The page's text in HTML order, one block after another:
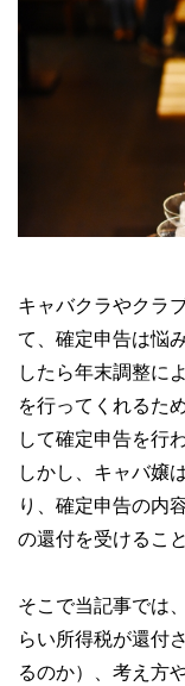
キャバクラやクラ
て、確定申告は悩
したら年末調整に
を行ってくれるた
して確定申告を行
しかし、キャバ嬢
り、確定申告の内
の還付を受けるこ
そこで当記事では
らい所得税が還付
るのか）、考え方